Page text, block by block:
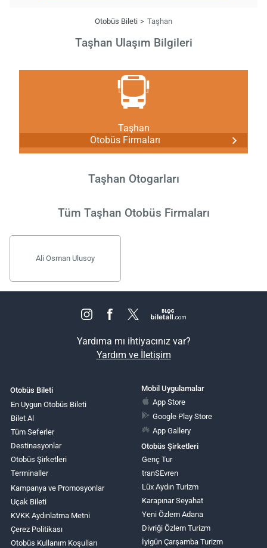
Otobüs Bileti Taşhan
Taşhan Ulaşım Bilgileri
Taşhan
Otobüs Firmaları
Taşhan Otogarları
Tüm Taşhan Otobüs Firmaları
Ali Osman Ulusoy
Yardıma mı ihtiyacınız var?
Yardım ve İletişim
Otobüs Bileti
En Uygun Otobüs Bileti
Bilet Al
Tüm Seferler
Destinasyonlar
Otobüs Şirketleri
Terminaller
Kampanya ve Promosyonlar
Uçak Bileti
KVKK Aydınlatma Metni
Çerez Politikası
Otobüs Kullanım Koşulları
Mobil Uygulamalar
App Store
Google Play Store
App Gallery
Otobüs Şirketleri
Genç Tur
tranSEvren
Lüx Aydın Turizm
Karapınar Seyahat
Yeni Özlem Adana
Divriği Özlem Turizm
İyigün Çarşamba Turizm